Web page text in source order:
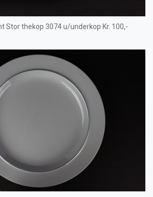
Stor thekop 3074 u/underkop Kr. 100,-